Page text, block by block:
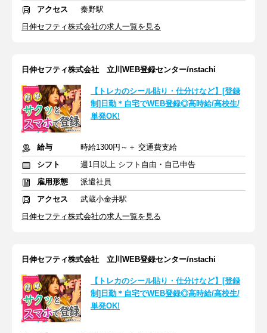
アクセス
秦野駅
日伸セフティ株式会社の求人一覧を見る
日伸セフティ株式会社 立川WEB登録センター/nstachi
【トレカのシール貼り・仕分けなど】[登録
制]日勤＊自宅でWEB登録◎高時給/高校生/
単発OK!
給与
時給1300円～＋ 交通費支給
シフト
週1日以上 シフト自由・自己申告
雇用形態
派遣社員
アクセス
武蔵小金井駅
日伸セフティ株式会社の求人一覧を見る
日伸セフティ株式会社 立川WEB登録センター/nstachi
【トレカのシール貼り・仕分けなど】[登録
制]日勤＊自宅でWEB登録◎高時給/高校生/
単発OK!